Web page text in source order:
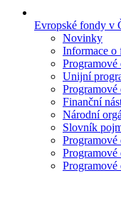
Evropské fondy v
Novinky
Informace o
Unijní
Finanční
Národní
Slovník